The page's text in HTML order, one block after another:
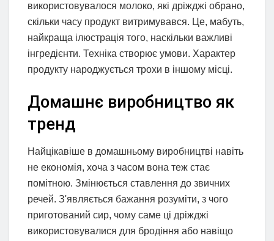
використовувалося молоко, які дріжджі обрано,
скільки часу продукт витримувався. Це, мабуть,
найкраща ілюстрація того, наскільки важливі
інгредієнти. Техніка створює умови. Характер
продукту народжується трохи в іншому місці.
Домашнє виробництво як
тренд
Найцікавіше в домашньому виробництві навіть
не економія, хоча з часом вона теж стає
помітною. Змінюється ставлення до звичних
речей. З'являється бажання розуміти, з чого
приготований сир, чому саме ці дріжджі
використовувалися для бродіння або навіщо